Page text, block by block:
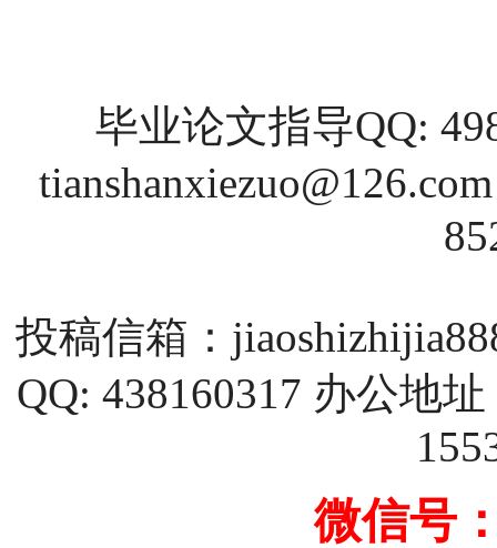
毕业论文指导QQ:
tianshanxiezuo@126.com
投稿信箱：
QQ: 438160317 办公地
微信号